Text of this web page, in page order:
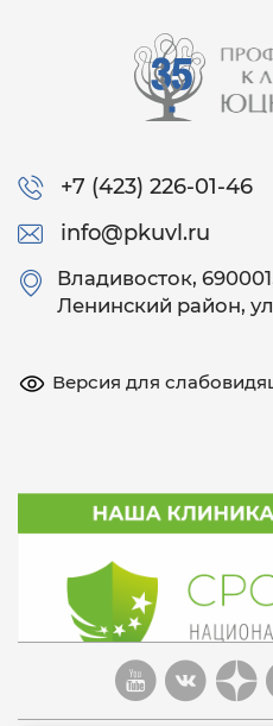
+7 (423) 226-01-46
info@pkuvl.ru
Владивосток,
Ленинский район,
Версия для